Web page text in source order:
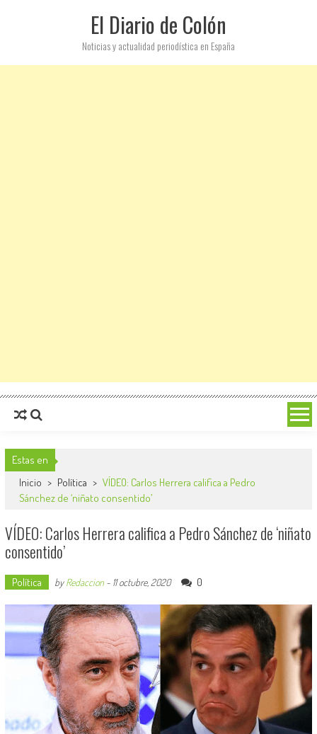
El Diario de Colón
Noticias y actualidad periodística en España
Estas en
Inicio > Política > VÍDEO: Carlos Herrera califica a Pedro
Sánchez de ‘niñato consentido’
VÍDEO: Carlos Herrera califica a Pedro Sánchez de ‘niñato
consentido’
Política byRedaccion- 11 octubre, 2020 0